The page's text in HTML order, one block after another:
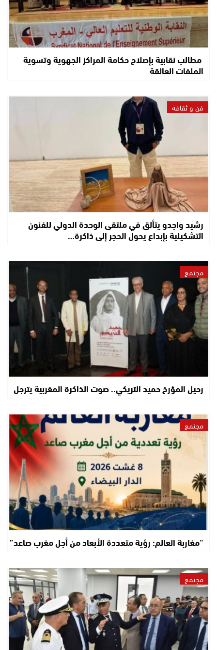
مطالب نقابية بإصلاح حكامة المراكز الجهوية وتسوية
الملفات العالقة
فن و ثقافة
رشيد واجدو يتألق في ملتقى الوحدة الدولي للفنون
التشكيلية بإبداع يحول الحجر إلى ذاكرة…
مجتمع
رحيل المؤرخ حميد التريكي.. صوت الذاكرة المغربية يترجل
مجتمع
“مغاربة العالم: رؤية متعددة الأبعاد من أجل مغرب صاعد”
مجتمع